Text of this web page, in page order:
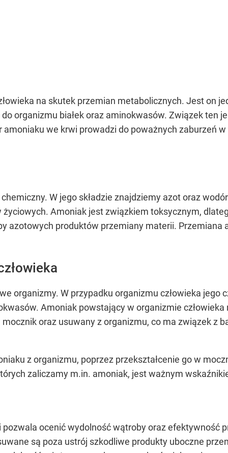
na skutek przemian metabolicznych. Jest on
organizmu białek oraz aminokwasów. Związek ten
we krwi prowadzi do poważnych zaburzeń
W jego składzie znajdziemy azot oraz
Amoniak jest związkiem toksycznym,
azotowych produktów przemiany materii. Przemiana
organizmy. W przypadku organizmu człowieka jego
Amoniak powstający w organizmie
oraz usuwany z organizmu, co ma związek z
z organizmu, poprzez przekształcenie go w
zaliczamy m.in. amoniak, jest ważnym
ocenić wydolność wątroby oraz efektywność
są poza ustrój szkodliwe produkty uboczne